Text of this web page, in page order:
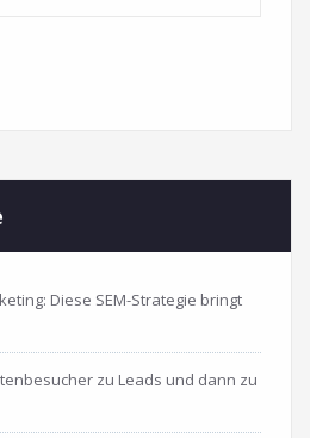
Diese SEM-Strategie bringt
zu Leads und dann zu